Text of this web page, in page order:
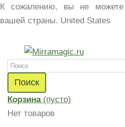
К сожалению, вы не можете
вашей страны. United States
Поиск
Корзина (пусто)
Нет товаров